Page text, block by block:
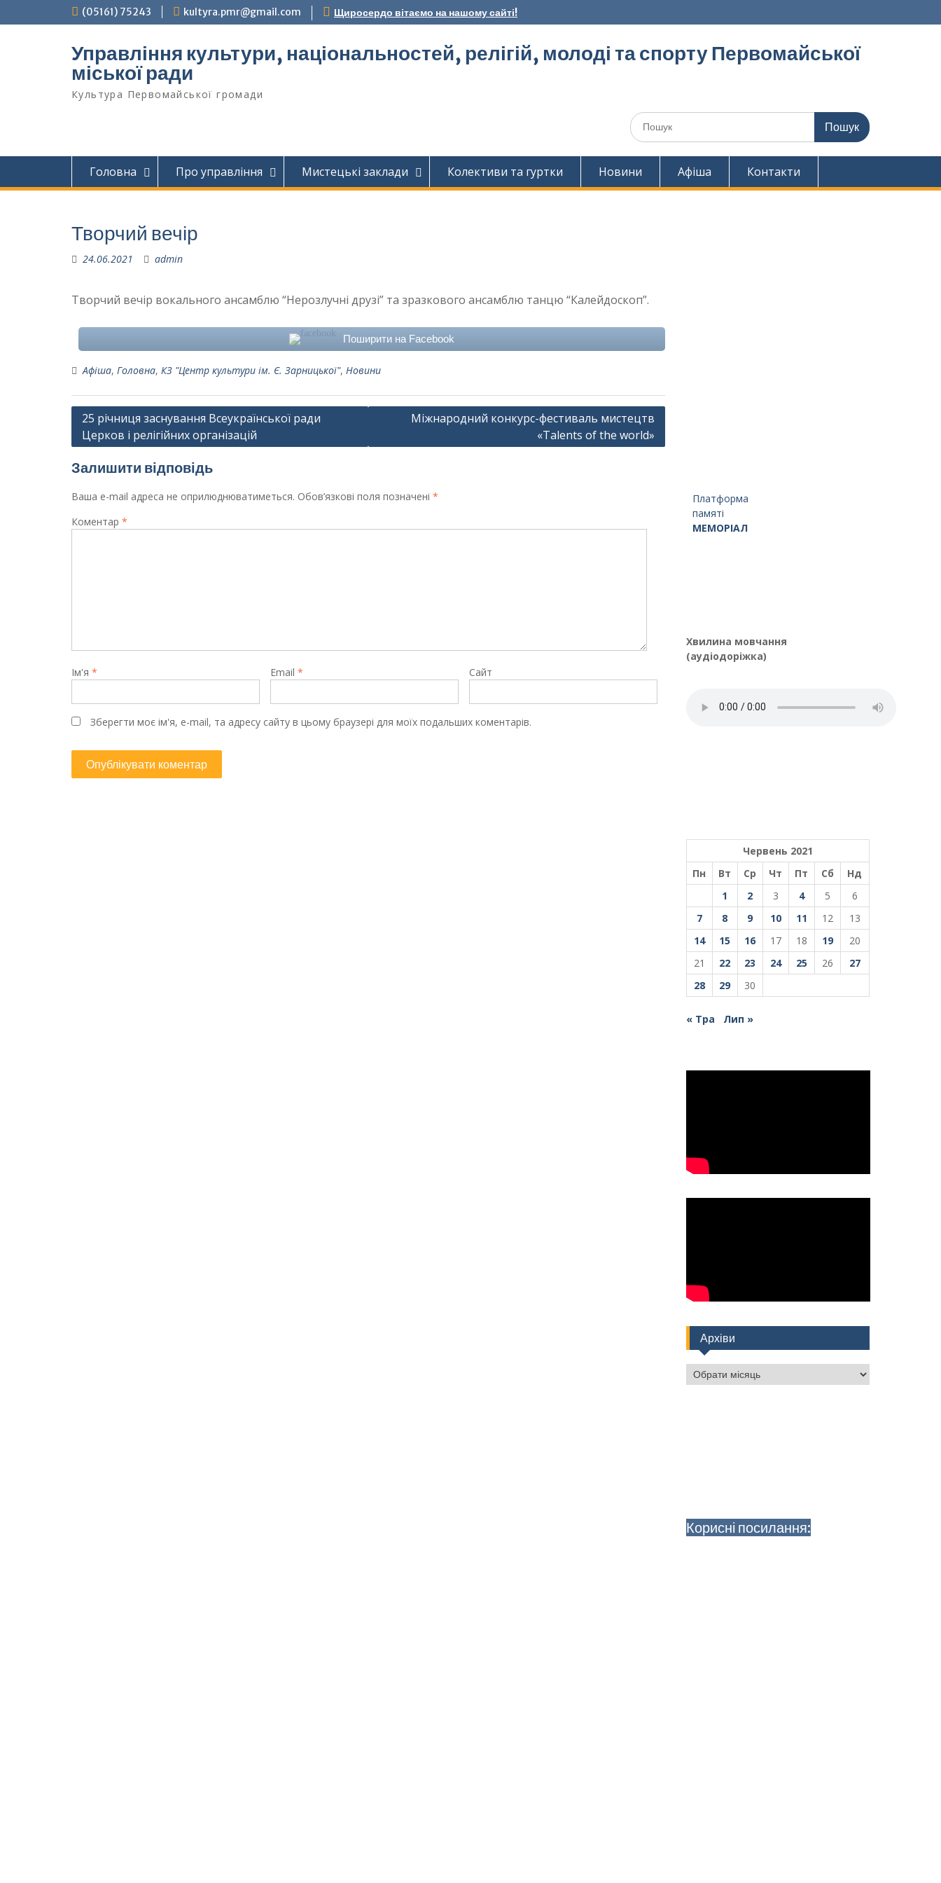
до
(05161) 75243 kultyra.pmr@gmail.com Щиросердо вітаємо на нашому сайті!
Управління культури, національностей, релігій, молоді та спорту Первомайської
міської ради
Культура Первомайcької громади
Шукати:
Головна Про управління Мистецькі заклади Колективи та гуртки Новини Афіша Контакти
Творчий вечір
24.06.2021 admin
Творчий вечір вокального ансамблю “Нерозлучні друзі” та зразкового ансамблю танцю “Калейдоскоп”.
Поширити на Facebook
Афіша, Головна, КЗ "Центр культури ім. Є. Зарницької", Новини
Навігація
записів
25 річниця заснування Всеукраїнської ради
Церков і релігійних організацій
Міжнародний конкурс-фестиваль мистецтв
«Talents of the world»
Залишити відповідь
Ваша e-mail адреса не оприлюднюватиметься. Обов’язкові поля позначені *
Коментар *
Ім'я * Email * Сайт
Зберегти моє ім'я, e-mail, та адресу сайту в цьому браузері для моїх подальших коментарів.
Платформа
памяті
МЕМОРІАЛ
Хвилина мовчання
(аудіодоріжка)
Червень 2021
Пн
Вт Ср Чт Пт Сб
Нд
1
2 3 4 5
6
7
8 9 10 11 12
13
14
15 16 17 18 19
20
21
22 23 24 25 26
27
28
29 30
« Тра Лип »
Архіви
Архіви
Корисні посилання: